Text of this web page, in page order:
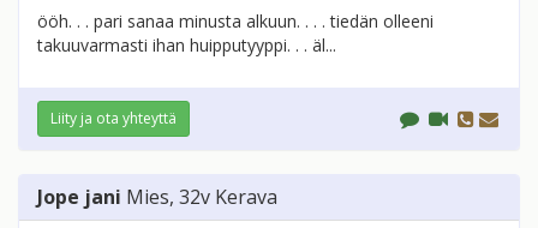
ööh. . . pari sanaa minusta alkuun. . . . tiedän olleeni
takuuvarmasti ihan huipputyyppi. . . äl...
Liity ja ota yhteyttä
Jope jani Mies, 32v Kerava